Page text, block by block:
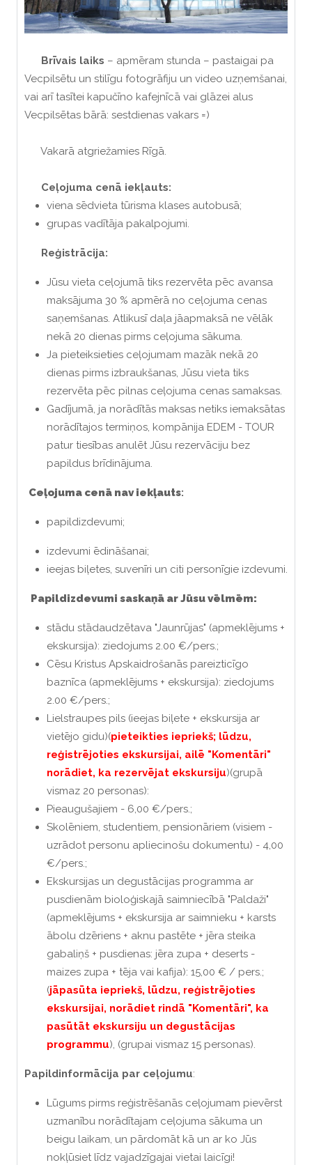
Brīvais laiks – apmēram stunda – pastaigai pa
Vecpilsētu un stilīgu fotogrāfiju un video uzņemšanai,
vai arī tasītei kapučīno kafejnīcā vai glāzei alus
Vecpilsētas bārā: sestdienas vakars =)
Vakarā atgriežamies Rīgā.
Ceļojuma cenā iekļauts:
viena sēdvieta tūrisma klases autobusā;
grupas vadītāja pakalpojumi.
Reģistrācija:
Jūsu vieta ceļojumā tiks rezervēta pēc avansa
maksājuma 30 % apmērā no ceļojuma cenas
saņemšanas. Atlikusī daļa jāapmaksā ne vēlāk
nekā 20 dienas pirms ceļojuma sākuma.
Ja pieteiksieties ceļojumam mazāk nekā 20
dienas pirms izbraukšanas, Jūsu vieta tiks
rezervēta pēc pilnas ceļojuma cenas samaksas.
Gadījumā, ja norādītās maksas netiks iemaksātas
norādītajos termiņos, kompānija EDEM - TOUR
patur tiesības anulēt Jūsu rezervāciju bez
papildus brīdinājuma.
Ceļojuma cenā nav iekļauts:
papildizdevumi;
izdevumi ēdināšanai;
ieejas biļetes, suvenīri un citi personīgie izdevumi.
Papildizdevumi saskaņā ar Jūsu vēlmēm:
stādu stādaudzētava "Jaunrūjas" (apmeklējums +
ekskursija): ziedojums 2.00 €/pers.;
Cēsu Kristus Apskaidrošanās pareizticīgo
baznīca (apmeklējums + ekskursija): ziedojums
2.00 €/pers.;
Lielstraupes pils (ieejas biļete + ekskursija ar
vietējo gidu)(pieteikties iepriekš; lūdzu,
reģistrējoties ekskursijai, ailē "Komentāri"
norādiet, ka rezervējat ekskursiju)(grupā
vismaz 20 personas):
Pieaugušajiem - 6,00 €/pers.;
Skolēniem, studentiem, pensionāriem (visiem -
uzrādot personu apliecinošu dokumentu) - 4,00
€/pers.;
Ekskursijas un degustācijas programma ar
pusdienām bioloģiskajā saimniecībā "Paldaži"
(apmeklējums + ekskursija ar saimnieku + karsts
ābolu dzēriens + aknu pastēte + jēra steika
gabaliņš + pusdienas: jēra zupa + deserts -
maizes zupa + tēja vai kafija): 15,00 € / pers.;
(jāpasūta iepriekš, lūdzu, reģistrējoties
ekskursijai, norādiet rindā "Komentāri", ka
pasūtāt ekskursiju un degustācijas
programmu), (grupai vismaz 15 personas).
Papildinformācija par ceļojumu:
Lūgums pirms reģistrēšanās ceļojumam pievērst
uzmanību norādītajam ceļojuma sākuma un
beigu laikam, un pārdomāt kā un ar ko Jūs
nokļūsiet līdz vajadzīgajai vietai laicīgi!